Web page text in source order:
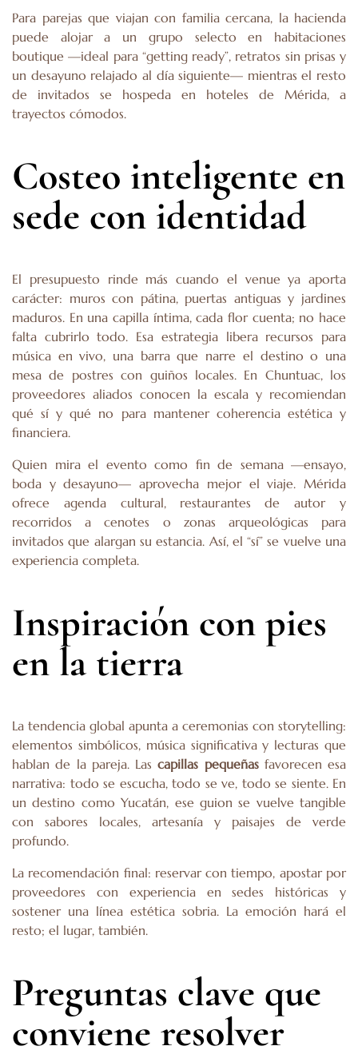
Para parejas que viajan con familia cercana, la hacienda
puede alojar a un grupo selecto en habitaciones
boutique —ideal para “getting ready”, retratos sin prisas y
un desayuno relajado al día siguiente— mientras el resto
de invitados se hospeda en hoteles de Mérida, a
trayectos cómodos.
Costeo inteligente en
sede con identidad
El presupuesto rinde más cuando el venue ya aporta
carácter: muros con pátina, puertas antiguas y jardines
maduros. En una capilla íntima, cada flor cuenta; no hace
falta cubrirlo todo. Esa estrategia libera recursos para
música en vivo, una barra que narre el destino o una
mesa de postres con guiños locales. En Chuntuac, los
proveedores aliados conocen la escala y recomiendan
qué sí y qué no para mantener coherencia estética y
financiera.
Quien mira el evento como fin de semana —ensayo,
boda y desayuno— aprovecha mejor el viaje. Mérida
ofrece agenda cultural, restaurantes de autor y
recorridos a cenotes o zonas arqueológicas para
invitados que alargan su estancia. Así, el “sí” se vuelve una
experiencia completa.
Inspiración con pies
en la tierra
La tendencia global apunta a ceremonias con storytelling:
elementos simbólicos, música significativa y lecturas que
hablan de la pareja. Lascapillas pequeñasfavorecen esa
narrativa: todo se escucha, todo se ve, todo se siente. En
un destino como Yucatán, ese guion se vuelve tangible
con sabores locales, artesanía y paisajes de verde
profundo.
La recomendación final: reservar con tiempo, apostar por
proveedores con experiencia en sedes históricas y
sostener una línea estética sobria. La emoción hará el
resto; el lugar, también.
Preguntas clave que
conviene resolver